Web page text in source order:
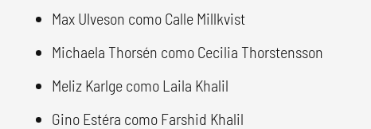
Max Ulveson como Calle Millkvist
Michaela Thorsén como Cecilia Thorstensson
Meliz Karlge como Laila Khalil
Gino Estéra como Farshid Khalil